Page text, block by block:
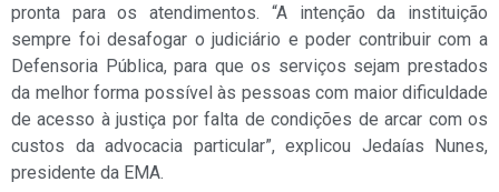
pronta para os atendimentos. “A intenção da instituição
sempre foi desafogar o judiciário e poder contribuir com a
Defensoria Pública, para que os serviços sejam prestados
da melhor forma possível às pessoas com maior dificuldade
de acesso à justiça por falta de condições de arcar com os
custos da advocacia particular”, explicou Jedaías Nunes,
presidente da EMA.